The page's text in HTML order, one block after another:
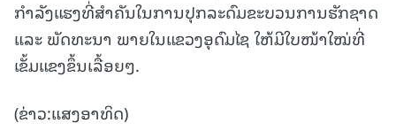
ກຳລັງແຮງທີ່ສຳຄັນໃນການປຸກລະດົມຂະບວນການຮັກຊາດ
ແລະ ພັດທະນາ ພາຍໃນແຂວງອຸດົມໄຊ ໃຫ້ມີໃບໜ້າໃໝ່ທີ່
ເຂັ້ມແຂງຂຶ້ນເລື້ອຍໆ.
(ຂ່າວ:ແສງອາທິດ)